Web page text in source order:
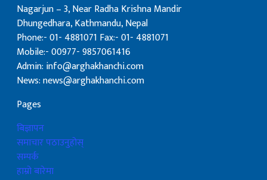
Nagarjun – 3, Near Radha Krishna Mandir
Dhungedhara, Kathmandu, Nepal
Phone:- 01- 4881071 Fax:- 01- 4881071
Mobile:- 00977- 9857061416
Admin: info@arghakhanchi.com
News: news@arghakhanchi.com
Pages
बिज्ञापन
समाचार पठाउनुहोस्
सम्पर्क
हाम्रो बारेमा